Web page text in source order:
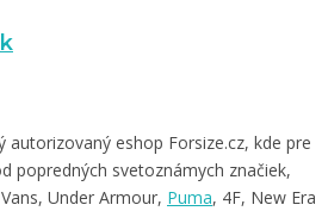
eshop Forsize.cz, kde pre
popredných svetoznámych značiek,
Under Armour, Puma, 4F, New Era